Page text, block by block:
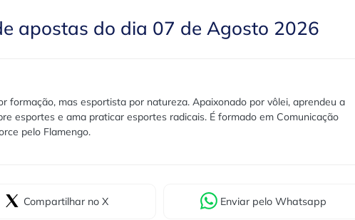
apostas do dia 07 de Agosto 2026
formação, mas esportista por natureza. Apaixonado por vôlei, aprendeu a
esportes e ama praticar esportes radicais. É formado em Comunicação
pelo Flamengo.
Compartilhar no X Enviar pelo Whatsapp